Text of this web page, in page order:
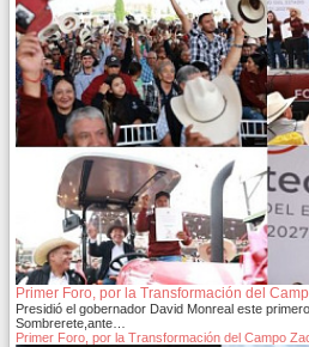
Primer Foro, por la Transformación del
Presidió el gobernador David Monreal este
Sombrerete,ante…
Primer Foro, por la Transformación del Campo